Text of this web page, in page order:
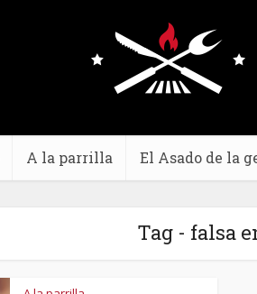
A la parrilla El Asado de la
Tag - falsa